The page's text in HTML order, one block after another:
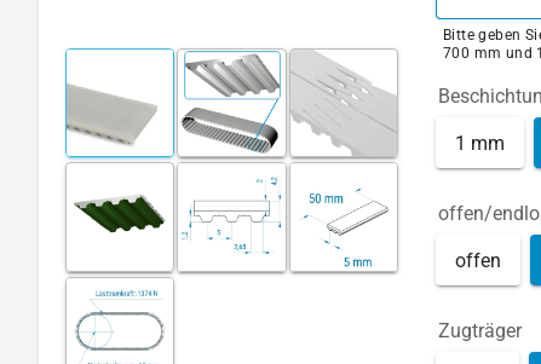
Bitte geben
700 mm und
1 mm
offen/
offen
Zugträger